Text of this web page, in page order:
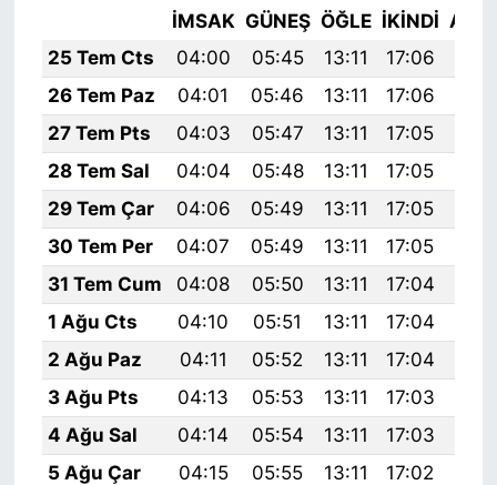
İMSAK GÜNEŞ ÖĞLE İKINDI
25 Tem Cts
04:00 05:45 13:11 17:06
26 Tem Paz
04:01 05:46 13:11 17:06
27 Tem Pts
04:03 05:47 13:11 17:05
28 Tem Sal
04:04 05:48 13:11 17:05
29 Tem Çar
04:06 05:49 13:11 17:05
30 Tem Per
04:07 05:49 13:11 17:05
31 Tem Cum
04:08 05:50 13:11 17:04
1 Ağu Cts
04:10 05:51 13:11 17:04
2 Ağu Paz
04:11 05:52 13:11 17:04
3 Ağu Pts
04:13 05:53 13:11 17:03
4 Ağu Sal
04:14 05:54 13:11 17:03
5 Ağu Çar
04:15 05:55 13:11 17:02